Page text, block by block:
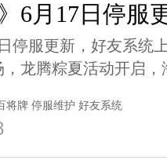
6月17日停服
停服更新，好友系统
龙腾粽夏活动开启
将牌 停服维护 好友系统